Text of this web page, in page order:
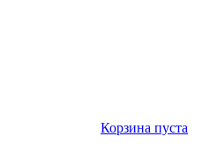
Корзина пуста